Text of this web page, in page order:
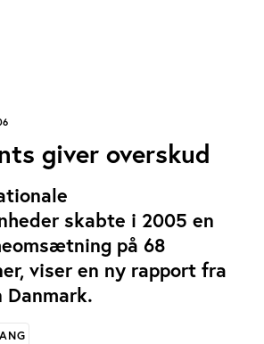
giver overskud
skabte i 2005 en
på 68
viser en ny rapport fra